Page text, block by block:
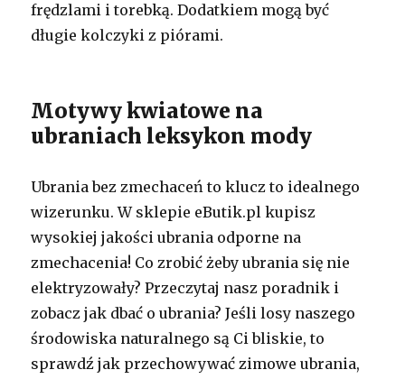
frędzlami i torebką. Dodatkiem mogą być
długie kolczyki z piórami.
Motywy kwiatowe na
ubraniach leksykon mody
Ubrania bez zmechaceń to klucz to idealnego
wizerunku. W sklepie eButik.pl kupisz
wysokiej jakości ubrania odporne na
zmechacenia! Co zrobić żeby ubrania się nie
elektryzowały? Przeczytaj nasz poradnik i
zobacz jak dbać o ubrania? Jeśli losy naszego
środowiska naturalnego są Ci bliskie, to
sprawdź jak przechowywać zimowe ubrania,